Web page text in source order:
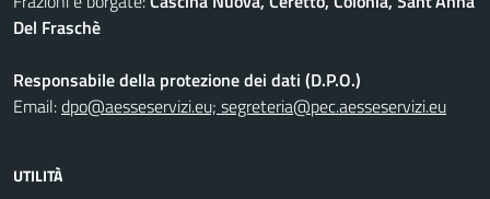
Del Fraschè
Responsabile della protezione dei dati (D.P.O.)
Email:dpo@aesseservizi.eu; segreteria@pec.aesseservizi.eu
UTILITÀ